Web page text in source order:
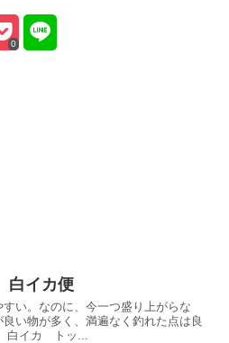
0
イカ便
い。なのに、今一つ盛り上がらな
良い物が多く、満遍なく釣れた点は良
白イカ トッ...